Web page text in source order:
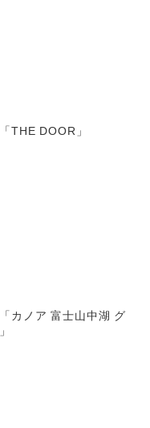
THE DOOR」
カノア 富士山中湖 グ